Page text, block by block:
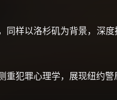
同样以洛杉矶为背景，深
重犯罪心理学，展现纽约警